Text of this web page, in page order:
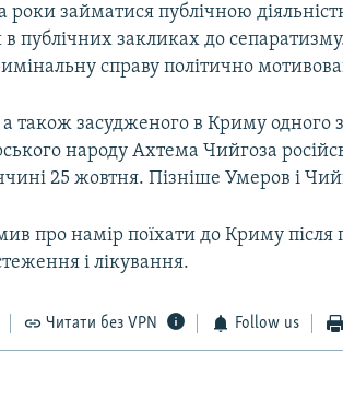
роки займатися публічною
публічних закликах до
справу політично
також засудженого в Криму одного з
народу Ахтема Чийгоза
25 жовтня. Пізніше Умеров і
про намір поїхати до Криму після
і лікування.
Читати без VPN Follow us